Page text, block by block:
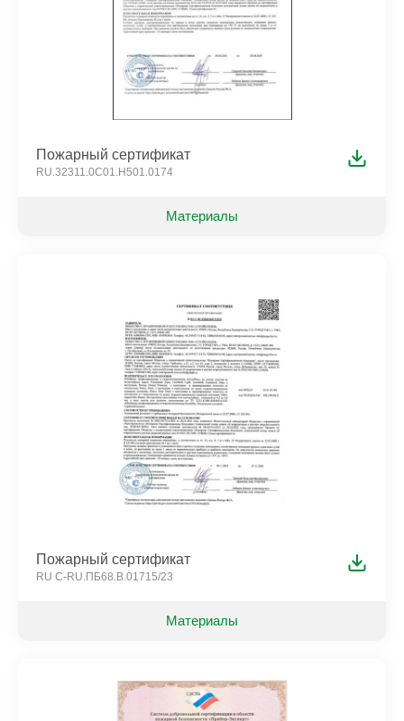
Пожарный сертификат
RU.32311.0C01.H501.0174
Материалы
Пожарный сертификат
RU C-RU.ПБ68.В.01715/23
Материалы